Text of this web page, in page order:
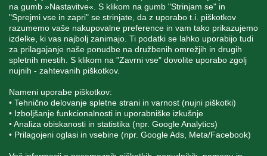
na gumb »Nastavitve«. S klikom na gumb "Strinjam se" in
"Sprejmi vse in zapri" se strinjate, da z uporabo t.i. piškotkov
razumemo vaše nakupovalne preference in vam tako prikazujemo
izdelke, ki vas najbolj zanimajo. Ti podatki se lahko uporabijo tudi
za prilagajanje naše ponudbe na družbenih omrežjih in drugih
spletnih mestih. S klikom na "Zavrni vse" dovolite uporabo zgolj
nujnih - zahtevanih piškotkov.
Nameni uporabe piškotkov:
• Tehnično delovanje spletne strani in varnost (nujni piškotki)
• Izboljšanje funkcionalnosti in uporabniške izkušnje
• Analiza obiskanosti in statistika (npr. Google Analytics)
• Prilagojeni oglasi in vsebine (npr. Google Ads, Meta/Facebook)
STORITEV ZA STRANKE
SPREMLJAJTE NAS
Blatnica 8, 1236 Trzin